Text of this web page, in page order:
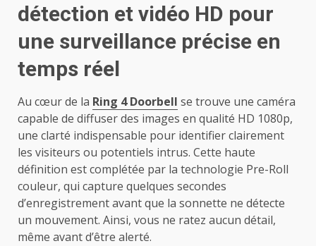
détection et vidéo HD pour
une surveillance précise en
temps réel
Au cœur de la Ring 4 Doorbell se trouve une caméra
capable de diffuser des images en qualité HD 1080p,
une clarté indispensable pour identifier clairement
les visiteurs ou potentiels intrus. Cette haute
définition est complétée par la technologie Pre-Roll
couleur, qui capture quelques secondes
d’enregistrement avant que la sonnette ne détecte
un mouvement. Ainsi, vous ne ratez aucun détail,
même avant d’être alerté.